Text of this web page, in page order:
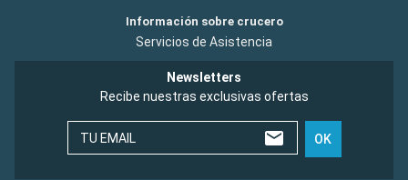
Información sobre crucero
Servicios de Asistencia
Newsletters
Recibe nuestras exclusivas ofertas
TU EMAIL OK